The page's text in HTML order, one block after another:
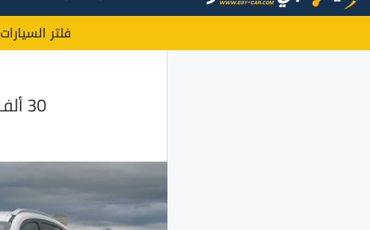
فلتر السيارات
30 ألف ارتفاع طارئ في اسعار سيارات شيري 2024 في مصر